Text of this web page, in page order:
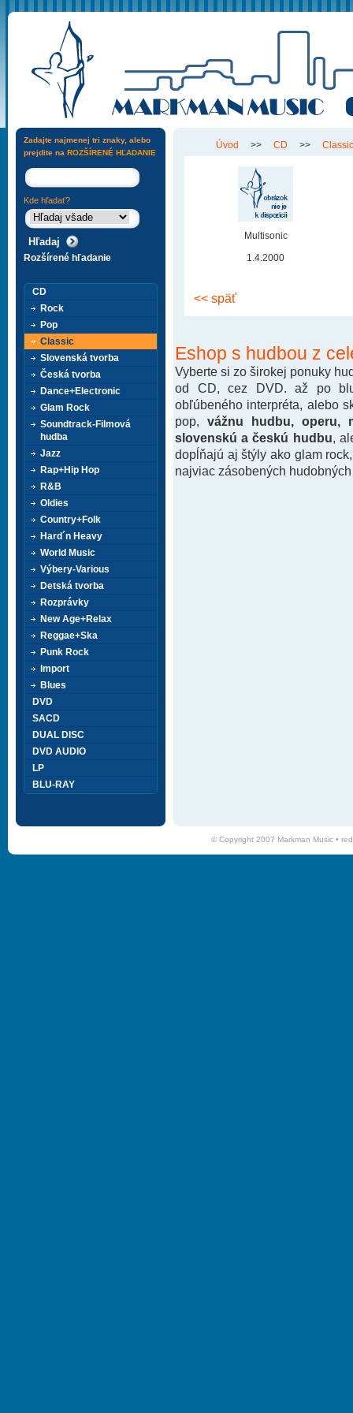
Úvod >> CD >> Classic
Multisonic
1.4.2000
<< späť
Eshop s hudbou z
Vyberte si zo širokej ponuky
od CD, cez DVD. až po
obľúbeného interpréta, alebo
pop, vážnu hudbu, operu,
slovenskú a českú hudbu ,
dopĺňajú aj štýly ako glam
najviac zásobených
Zadajte najmenej tri znaky, alebo
prejdite na ROZŠÍRENÉ HĽADANIE
Kde hľadať?
Rozšírené hľadanie
CD
Rock
Pop
Classic
Slovenská tvorba
Česká tvorba
Dance+Electronic
Glam Rock
Soundtrack-Filmová
hudba
Jazz
Rap+Hip Hop
R&B
Oldies
Country+Folk
Hard´n Heavy
World Music
Výbery-Various
Detská tvorba
Rozprávky
New Age+Relax
Reggae+Ska
Punk Rock
Import
Blues
DVD
SACD
DUAL DISC
DVD AUDIO
LP
BLU-RAY
© Copyright 2007 Markman Music •